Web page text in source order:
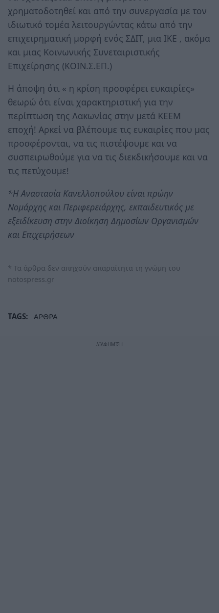
χρηματοδοτηθεί και από την συνεργασία με τον
ιδιωτικό τομέα λειτουργώντας κάτω από την
επιχειρηματική μορφή ενός ΣΔΙΤ, μια ΙΚΕ , ακόμα
και μιας Κοινωνικής Συνεταιριστικής
Επιχείρησης (ΚΟΙΝ.Σ.ΕΠ.)
Η άποψη ότι « η κρίση προσφέρει ευκαιρίες»
θεωρώ ότι είναι χαρακτηριστική για την
περίπτωση της Λακωνίας στην μετά ΚΕΕΜ
εποχή! Αρκεί να βλέπουμε τις ευκαιρίες που μας
προσφέρονται, να τις πιστέψουμε και να
συσπειρωθούμε για να τις διεκδικήσουμε και να
τις πετύχουμε!
*Η Αναστασία Κανελλοπούλου είναι πρώην
Νομάρχης και Περιφερειάρχης, εκπαιδευτικός με
εξειδίκευση στην Διοίκηση Δημοσίων Οργανισμών
και Επιχειρήσεων
* Τα άρθρα δεν απηχούν απαραίτητα τη γνώμη του
notospress.gr
TAGS: ΑΡΘΡΑ